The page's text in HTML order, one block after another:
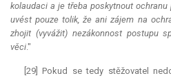
kolaudaci a je třeba poskytnout ochranu
uvést pouze tolik, že ani zájem na
zhojit (vyvážit) nezákonnost postupu
věci."
[29] Pokud se tedy stěžovatel